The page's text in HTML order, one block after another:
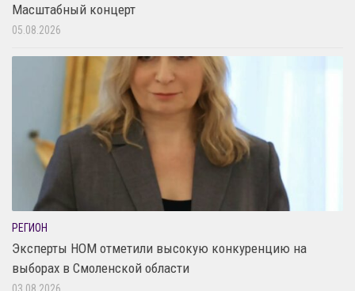
Масштабный концерт
05.08.2026
РЕГИОН
Эксперты НОМ отметили высокую конкуренцию на
выборах в Смоленской области